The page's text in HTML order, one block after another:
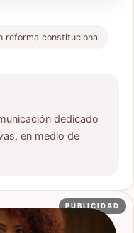
reforma constitucional
dedicado
en medio de
PUBLICIDAD